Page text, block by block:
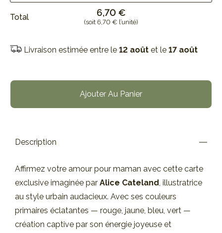
Total 6,70 €
(soit 6,70 € l’unité)
Livraison estimée entre le 12 août et le 17 août
Ajouter Au Panier
Description
Affirmez votre amour pour maman avec cette carte
exclusive imaginée par Alice Cateland, illustratrice
au style urbain audacieux. Avec ses couleurs
primaires éclatantes — rouge, jaune, bleu, vert —
création captive par son énergie joyeuse et